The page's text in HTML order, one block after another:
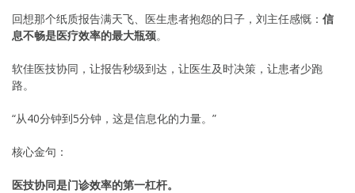
回想那个纸质报告满天飞、医生患者抱怨的日子，刘主任感慨： 信
息不畅是医疗效率的最大瓶颈。
软佳医技协同，让报告秒级到达，让医生及时决策，让患者少跑
路。
“从40分钟到5分钟，这是信息化的力量。”
核心金句：
医技协同是门诊效率的第一杠杆。